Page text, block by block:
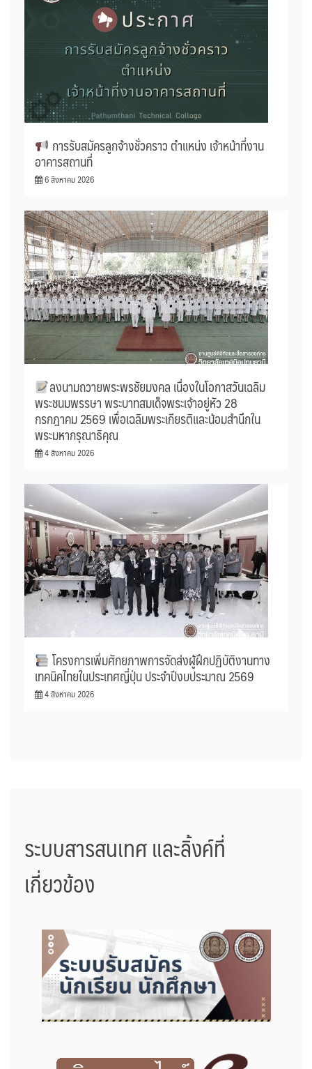
การรับสมัครลูกจ้างชั่วคราว ตำแหน่ง เจ้าหน้าที่งาน
อาคารสถานที่
6 สิงหาคม 2026
ลงนามถวายพระพรชัยมงคล เนื่องในโอกาสวันเฉลิม
พระชนมพรรษา พระบาทสมเด็จพระเจ้าอยู่หัว 28
กรกฎาคม 2569 เพื่อเฉลิมพระเกียรติและน้อมสำนึกใน
พระมหากรุณาธิคุณ
4 สิงหาคม 2026
โครงการเพิ่มศักยภาพการจัดส่งผู้ฝึกปฏิบัติงานทาง
เทคนิคไทยในประเทศญี่ปุ่น ประจำปีงบประมาณ 2569
4 สิงหาคม 2026
ระบบสารสนเทศ และลิ้งค์ที่
เกี่ยวข้อง